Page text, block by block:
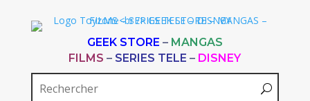
GEEK STORE – MANGAS
FILMS – SERIES TELE – DISNEY